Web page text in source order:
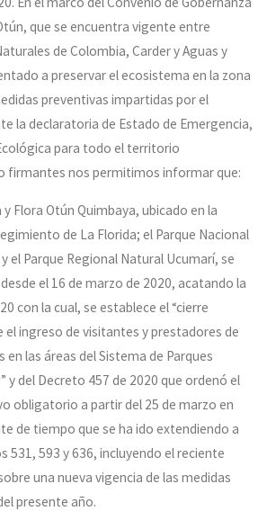
que se encuentra vigente entre
de Colombia, Carder y Aguas y
a preservar el ecosistema en la zona
preventivas impartidas por el
la declaratoria de Estado de Emergencia,
para todo el territorio
firmantes nos permitimos informar que:
y Flora Otún Quimbaya, ubicado en la
de La Florida; el Parque Nacional
el Parque Regional Natural Ucumarí, se
el 16 de marzo de 2020, acatando la
con la cual, se establece el “cierre
el ingreso de visitantes y prestadores de
las áreas del Sistema de Parques
y del Decreto 457 de 2020 que ordenó el
obligatorio a partir del 25 de marzo en
de tiempo que se ha ido extendiendo a
531, 593 y 636, incluyendo el reciente
una nueva vigencia de las medidas
presente año.